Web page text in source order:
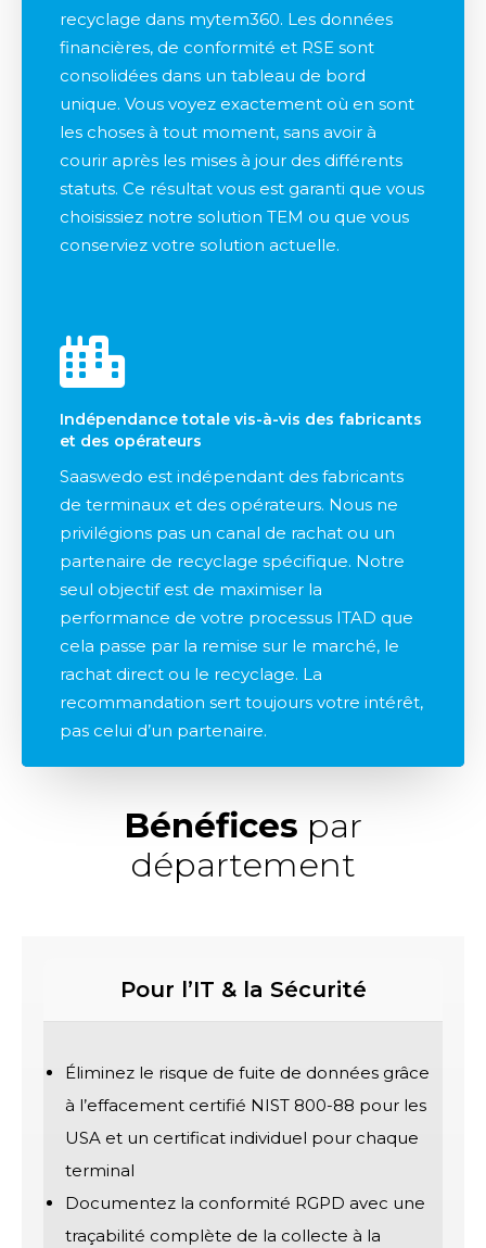
recyclage dans mytem360. Les données
financières, de conformité et RSE sont
consolidées dans un tableau de bord
unique. Vous voyez exactement où en sont
les choses à tout moment, sans avoir à
courir après les mises à jour des différents
statuts. Ce résultat vous est garanti que vous
choisissiez notre solution TEM ou que vous
conserviez votre solution actuelle.
Indépendance totale vis-à-vis des fabricants
et des opérateurs
Saaswedo est indépendant des fabricants
de terminaux et des opérateurs. Nous ne
privilégions pas un canal de rachat ou un
partenaire de recyclage spécifique. Notre
seul objectif est de maximiser la
performance de votre processus ITAD que
cela passe par la remise sur le marché, le
rachat direct ou le recyclage. La
recommandation sert toujours votre intérêt,
pas celui d’un partenaire.
Bénéfices par
département
Pour l’IT & la Sécurité
Éliminez le risque de fuite de données grâce
à l’effacement certifié NIST 800-88 pour les
USA et un certificat individuel pour chaque
terminal
Documentez la conformité RGPD avec une
traçabilité complète de la collecte à la